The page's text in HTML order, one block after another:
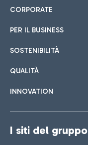
CORPORATE
PER IL BUSINESS
SOSTENIBILITÀ
QUALITÀ
INNOVATION
I siti del gruppo